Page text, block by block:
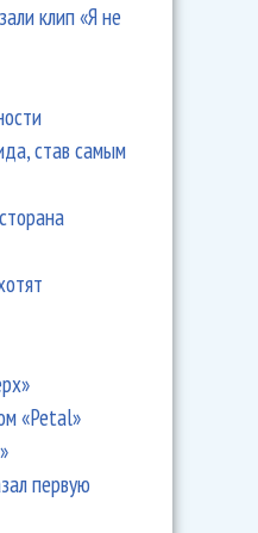
клип «Я не
став самым
«Petal»
первую